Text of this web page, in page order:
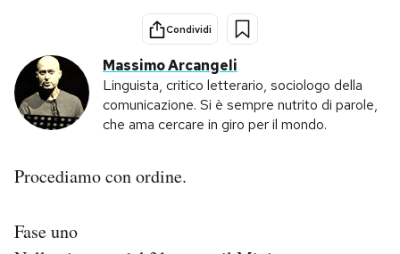
Internet
Scienza
Cultura
Sport
Consumismi
Storie/Idee
Ok Boomer!
Media
Europa
Condividi
Massimo Arcangeli
Linguista, critico letterario, sociologo della
comunicazione. Si è sempre nutrito di parole,
che ama cercare in giro per il mondo.
Procediamo con ordine.
Fase uno